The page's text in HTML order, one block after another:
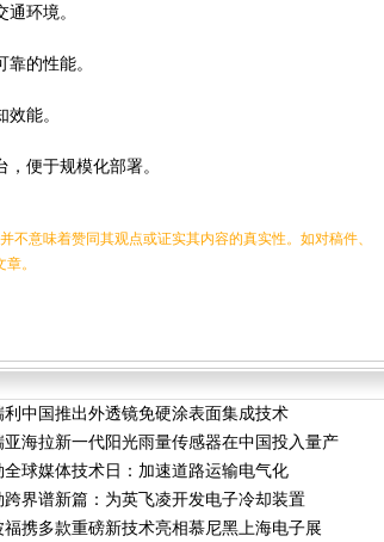
环境。
的性能。
能。
便于规模化部署。
意味着赞同其观点或证实其内容的真实性。如对稿件、
。
利中国推出外透镜免硬涂表面集成技术
亚海拉新一代阳光雨量传感器在中国投入量产
全球媒体技术日：加速道路运输电气化
跨界谱新篇：为英飞凌开发电子冷却装置
福携多款重磅新技术亮相慕尼黑上海电子展